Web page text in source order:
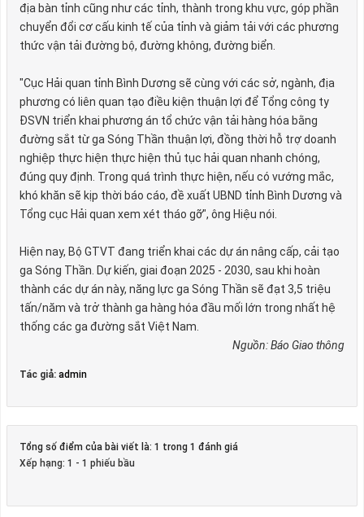
địa bàn tỉnh cũng như các tỉnh, thành trong khu vực, góp phần
chuyển đổi cơ cấu kinh tế của tỉnh và giảm tải với các phương
thức vận tải đường bộ, đường không, đường biển.
"Cục Hải quan tỉnh Bình Dương sẽ cùng với các sở, ngành, địa
phương có liên quan tạo điều kiện thuận lợi để Tổng công ty
ĐSVN triển khai phương án tổ chức vận tải hàng hóa bằng
đường sắt từ ga Sóng Thần thuận lợi, đồng thời hỗ trợ doanh
nghiệp thực hiện thực hiện thủ tục hải quan nhanh chóng,
đúng quy định. Trong quá trình thực hiện, nếu có vướng mắc,
khó khăn sẽ kịp thời báo cáo, đề xuất UBND tỉnh Bình Dương và
Tổng cục Hải quan xem xét tháo gỡ", ông Hiệu nói.
Hiện nay, Bộ GTVT đang triển khai các dự án nâng cấp, cải tạo
ga Sóng Thần. Dự kiến, giai đoạn 2025 - 2030, sau khi hoàn
thành các dự án này, năng lực ga Sóng Thần sẽ đạt 3,5 triệu
tấn/năm và trở thành ga hàng hóa đầu mối lớn trong nhất hệ
thống các ga đường sắt Việt Nam.
Nguồn: Báo Giao thông
Tác giả: admin
Tổng số điểm của bài viết là: 1 trong 1 đánh giá
Xếp hạng: 1 - 1 phiếu bầu